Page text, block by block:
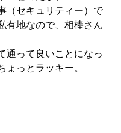
（セキュリティー）で
有地なので、相棒さん
通って良いことになっ
ょっとラッキー。